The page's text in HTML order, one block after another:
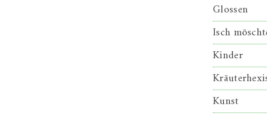
Glossen
Isch
Kinder
Kunst